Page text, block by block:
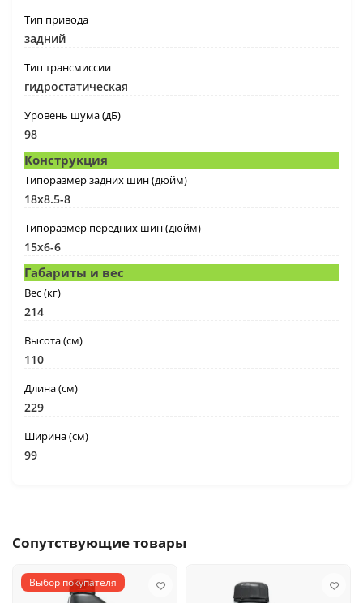
Тип привода
задний
Тип трансмиссии
гидростатическая
Уровень шума (дБ)
98
Конструкция
Типоразмер задних шин (дюйм)
18x8.5-8
Типоразмер передних шин (дюйм)
15x6-6
Габариты и вес
Вес (кг)
214
Высота (см)
110
Длина (см)
229
Ширина (см)
99
Сопутствующие товары
Выбор покупателя